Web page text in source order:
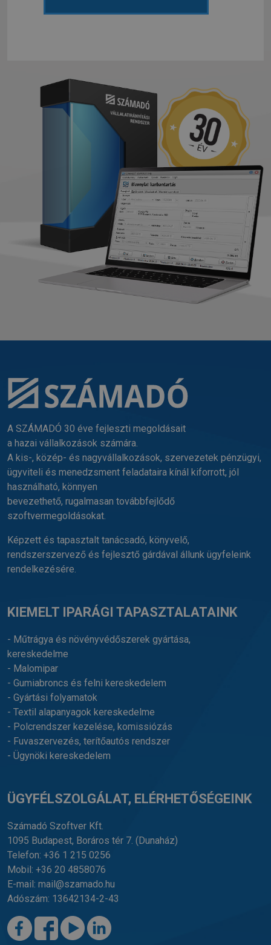
A SZÁMADÓ 30 éve fejleszti megoldásait
a hazai vállalkozások számára.
A kis-, közép- és nagyvállalkozások, szervezetek pénzügyi,
ügyviteli és menedzsment feladataira kínál kiforrott, jól
használható, könnyen
bevezethető, rugalmasan továbbfejlődő
szoftvermegoldásokat.
Képzett és tapasztalt tanácsadó, könyvelő,
rendszerszervező és fejlesztő gárdával állunk ügyfeleink
rendelkezésére.
KIEMELT IPARÁGI TAPASZTALATAINK
- Műtrágya és növényvédőszerek gyártása,
kereskedelme
- Malomipar
- Gumiabroncs és felni kereskedelem
- Gyártási folyamatok
- Textil alapanyagok kereskedelme
- Polcrendszer kezelése, komissiózás
- Fuvaszervezés, terítőautós rendszer
- Ügynöki kereskedelem
ÜGYFÉLSZOLGÁLAT, ELÉRHETŐSÉGEINK
Számadó Szoftver Kft.
1095 Budapest, Boráros tér 7. (Dunaház)
Telefon: +36 1 215 0256
Mobil: +36 20 4858076
E-mail: mail@szamado.hu
Adószám: 13642134-2-43